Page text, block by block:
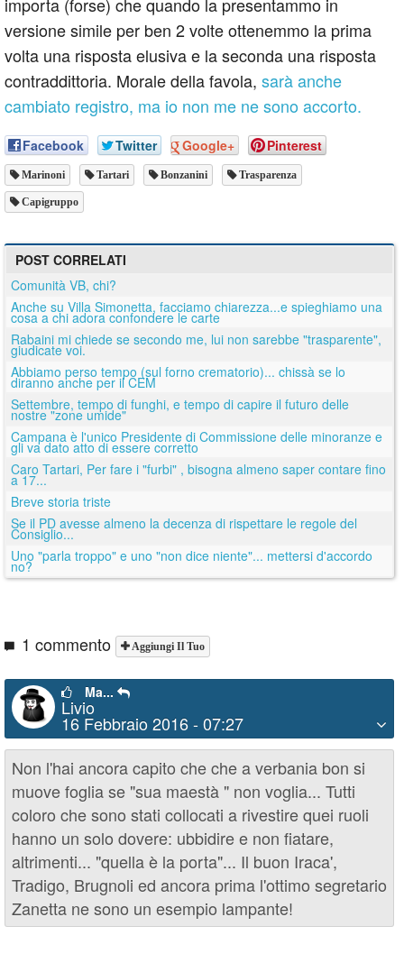
importa (forse) che quando la presentammo in
versione simile per ben 2 volte ottenemmo la prima
volta una risposta elusiva e la seconda una risposta
contraddittoria. Morale della favola, sarà anche
cambiato registro, ma io non me ne sono accorto.
Facebook Twitter Google+ Pinterest
Marinoni Tartari Bonzanini Trasparenza
Capigruppo
POST CORRELATI
Comunità VB, chi?
Anche su Villa Simonetta, facciamo chiarezza...e spieghiamo una
cosa a chi adora confondere le carte
Rabaini mi chiede se secondo me, lui non sarebbe "trasparente",
giudicate voi.
Abbiamo perso tempo (sul forno crematorio)... chissà se lo
diranno anche per il CEM
Settembre, tempo di funghi, e tempo di capire il futuro delle
nostre "zone umide"
Campana è l'unico Presidente di Commissione delle minoranze e
gli va dato atto di essere corretto
Caro Tartari, Per fare i "furbi" , bisogna almeno saper contare fino
a 17...
Breve storia triste
Se il PD avesse almeno la decenza di rispettare le regole del
Consiglio...
Uno "parla troppo" e uno "non dice niente"... mettersi d'accordo
no?
1 commento Aggiungi Il Tuo
Ma...
Livio
16 Febbraio 2016 - 07:27
Non l'hai ancora capito che che a verbania bon si
muove foglia se "sua maestà " non voglia... Tutti
coloro che sono stati collocati a rivestire quei ruoli
hanno un solo dovere: ubbidire e non fiatare,
altrimenti... "quella è la porta"... Il buon Iraca',
Tradigo, Brugnoli ed ancora prima l'ottimo segretario
Zanetta ne sono un esempio lampante!